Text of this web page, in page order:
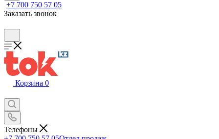
+7 700 750 57 05
Заказать звонок
Корзина 0
Телефоны